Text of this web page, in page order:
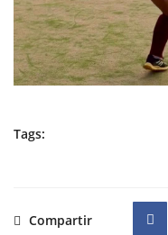
Tags:
Compartir